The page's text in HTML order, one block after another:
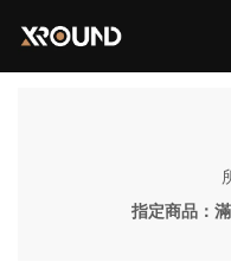
指定商品：